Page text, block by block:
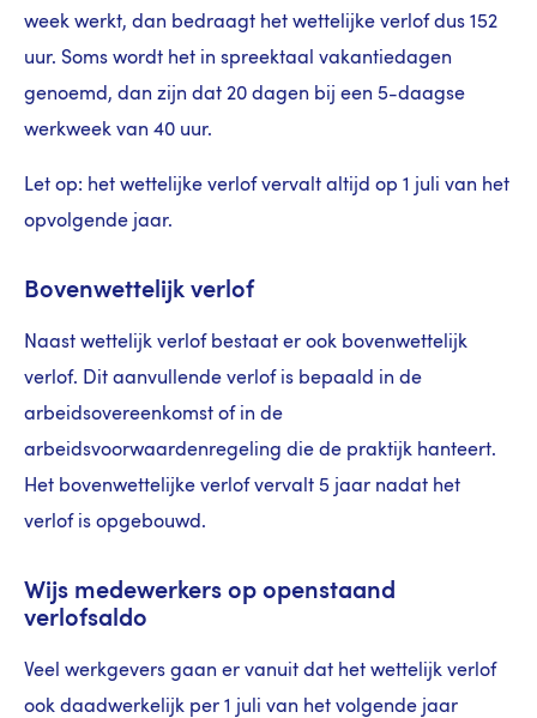
week werkt, dan bedraagt het wettelijke verlof dus 152
uur. Soms wordt het in spreektaal vakantiedagen
genoemd, dan zijn dat 20 dagen bij een 5-daagse
werkweek van 40 uur.
Let op: het wettelijke verlof vervalt altijd op 1 juli van het
opvolgende jaar.
Bovenwettelijk verlof
Naast wettelijk verlof bestaat er ook bovenwettelijk
verlof. Dit aanvullende verlof is bepaald in de
arbeidsovereenkomst of in de
arbeidsvoorwaardenregeling die de praktijk hanteert.
Het bovenwettelijke verlof vervalt 5 jaar nadat het
verlof is opgebouwd.
Wijs medewerkers op openstaand
verlofsaldo
Veel werkgevers gaan er vanuit dat het wettelijk verlof
ook daadwerkelijk per 1 juli van het volgende jaar